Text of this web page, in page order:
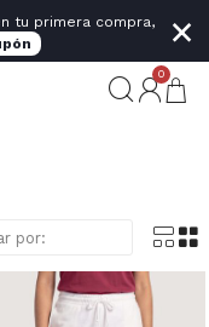
tu primera compra,
×
0